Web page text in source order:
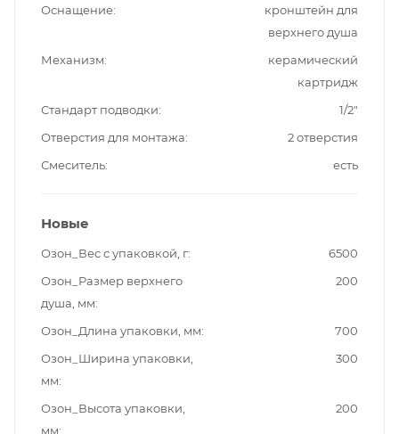
Оснащение
кронштейн для
верхнего душа
Механизм
керамический
картридж
Стандарт подводки
1/2"
Отверстия для монтажа
2 отверстия
Смеситель
есть
Новые
Озон_Вес с упаковкой, г
6500
Озон_Размер верхнего
душа, мм
200
Озон_Длина упаковки, мм
700
Озон_Ширина упаковки,
мм
300
Озон_Высота упаковки,
мм
200